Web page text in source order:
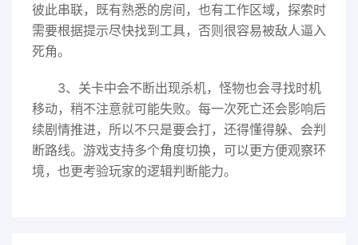
彼此串联，既有熟悉的房间，也有工作区域，探索时
需要根据提示尽快找到工具，否则很容易被敌人逼入
死角。
3、关卡中会不断出现杀机，怪物也会寻找时机
移动，稍不注意就可能失败。每一次死亡还会影响后
续剧情推进，所以不只是要会打，还得懂得躲、会判
断路线。游戏支持多个角度切换，可以更方便观察环
境，也更考验玩家的逻辑判断能力。